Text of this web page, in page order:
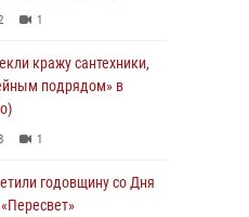
1
кражу сантехники,
подрядом» в
1
годовщину со Дня